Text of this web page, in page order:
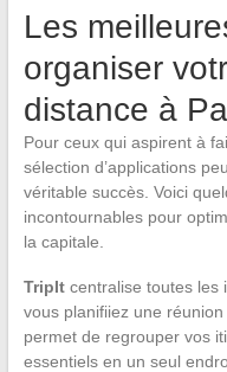
Les
organiser
distance à
Pour ceux qui aspirent à
sélection d’applications
véritable succès. Voici
incontournables pour
la capitale.
TripItcentralise toutes les
vous planifiiez une
permet de regrouper vos
essentiels en un seul